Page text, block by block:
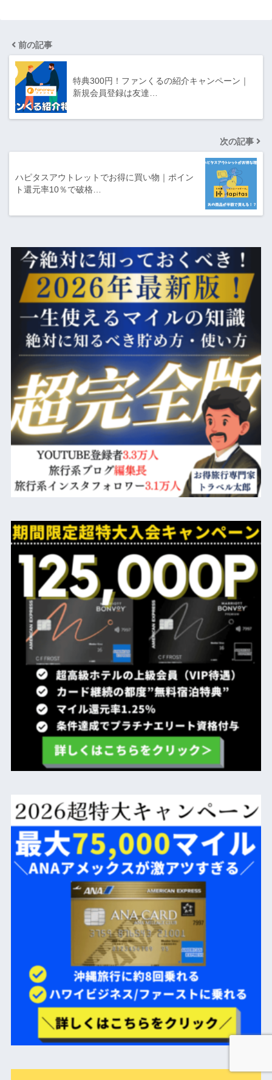
前の記事
特典300円！ファンくるの紹介キャンペーン｜
新規会員登録は友達…
次の記事
ハピタスアウトレットでお得に買い物｜ポイン
ト還元率10％で破格…